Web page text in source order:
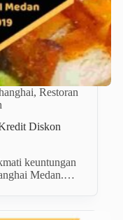
, Restoran
Diskon
keuntungan
Medan.…